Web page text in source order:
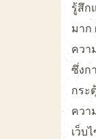
รู้สึก
มาก
ควา
ซึ่งก
กระ
ควา
เว็บ